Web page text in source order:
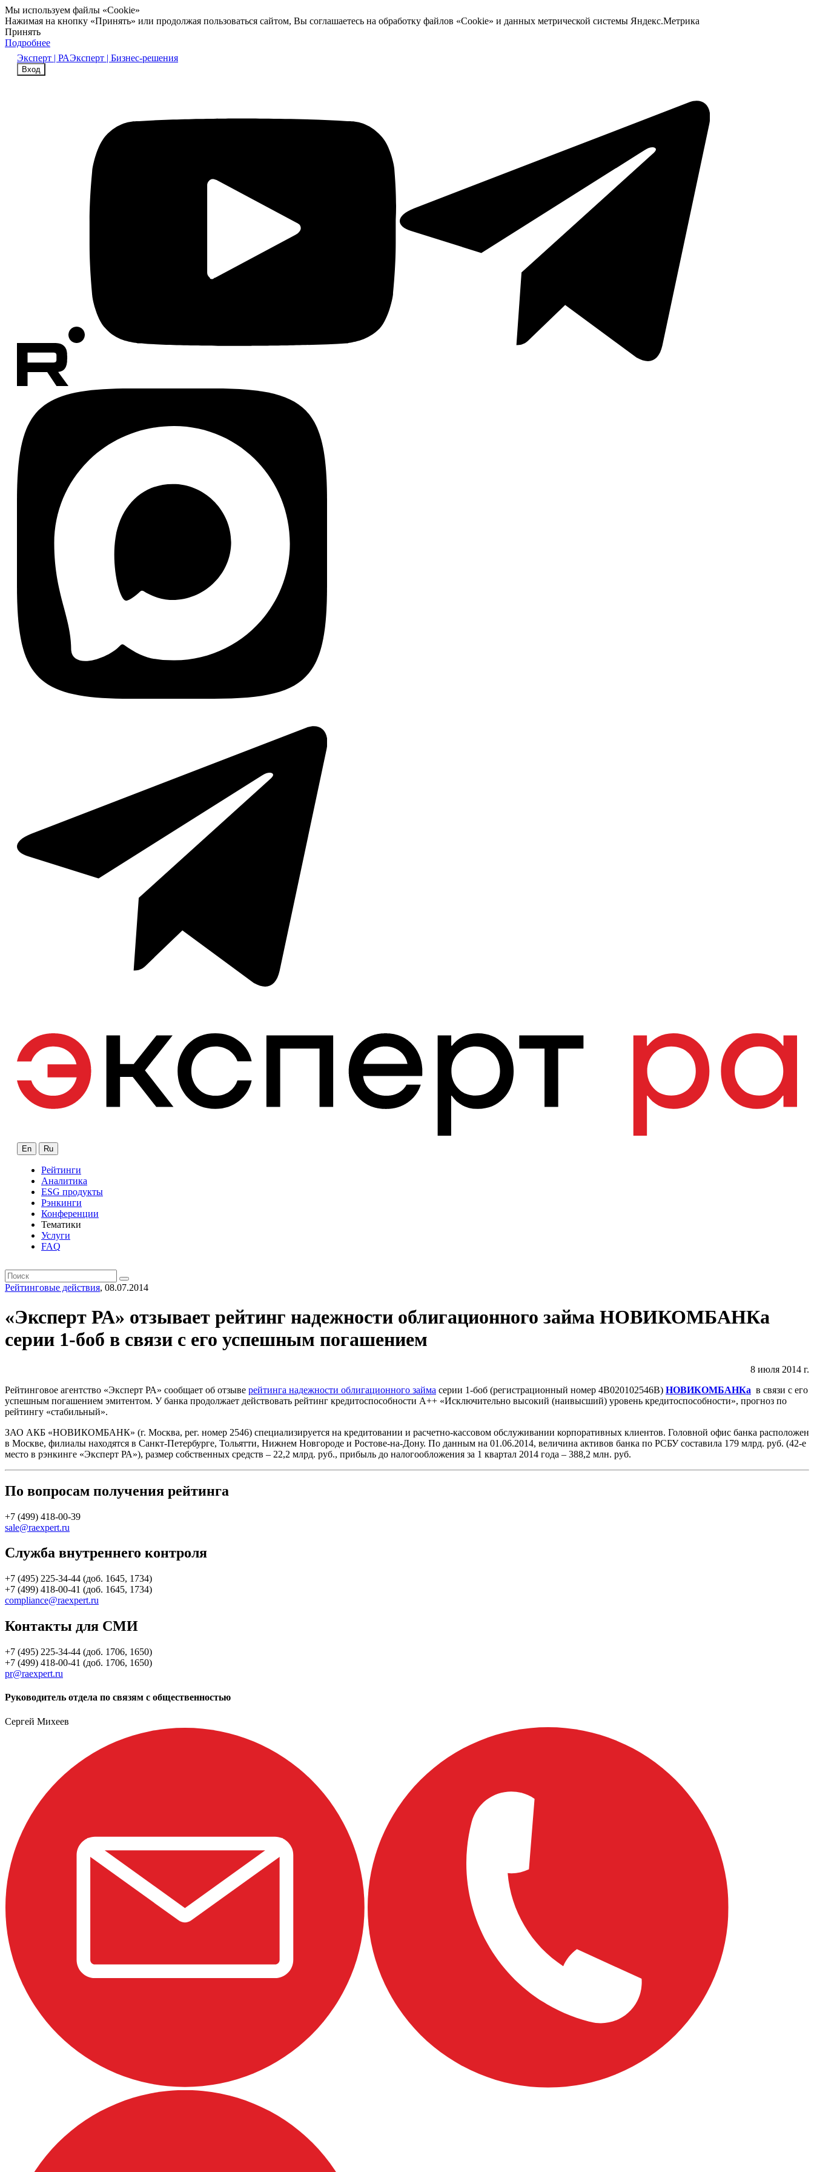
Мы используем файлы «Cookie»
Нажимая на кнопку «Принять» или продолжая пользоваться сайтом, Вы соглашаетесь на обработку файлов «Cookie» и данных метрической системы Яндекс.Метрика
Принять
Подробнее
Эксперт | РАЭксперт | Бизнес-решения
Вход
En Ru
Рейтинги
Аналитика
ESG продукты
Рэнкинги
Конференции
Тематики
Услуги
FAQ
Рейтинговые действия, 08.07.2014
«Эксперт РА» отзывает рейтинг надежности облигационного займа НОВИКОМБАНКа
серии 1-боб в связи с его успешным погашением
8 июля 2014 г.
Рейтинговое агентство «Эксперт РА» сообщает об отзыве рейтинга надежности облигационного займа серии 1-боб (регистрационный номер 4B020102546B) НОВИКОМБАНКа в связи с его
успешным погашением эмитентом. У банка продолжает действовать рейтинг кредитоспособности А++ «Исключительно высокий (наивысший) уровень кредитоспособности», прогноз по
рейтингу «стабильный».
ЗАО АКБ «НОВИКОМБАНК» (г. Москва, рег. номер 2546) специализируется на кредитовании и расчетно-кассовом обслуживании корпоративных клиентов. Головной офис банка расположен
в Москве, филиалы находятся в Санкт-Петербурге, Тольятти, Нижнем Новгороде и Ростове-на-Дону. По данным на 01.06.2014, величина активов банка по РСБУ составила 179 млрд. руб. (42-е
место в рэнкинге «Эксперт РА»), размер собственных средств – 22,2 млрд. руб., прибыль до налогообложения за 1 квартал 2014 года – 388,2 млн. руб.
По вопросам получения рейтинга
+7 (499) 418-00-39
sale@raexpert.ru
Служба внутреннего контроля
+7 (495) 225-34-44 (доб. 1645, 1734)
+7 (499) 418-00-41 (доб. 1645, 1734)
compliance@raexpert.ru
Контакты для СМИ
+7 (495) 225-34-44 (доб. 1706, 1650)
+7 (499) 418-00-41 (доб. 1706, 1650)
pr@raexpert.ru
Руководитель отдела по связям с общественностью
Сергей Михеев